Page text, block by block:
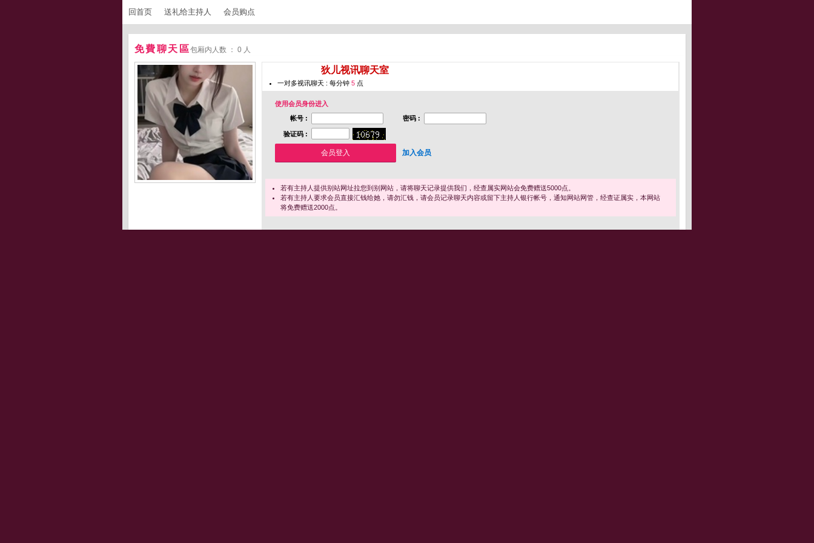
回首页 送礼给主持人 会员购点
免費聊天區包厢内人数 ： 0 人
狄儿视讯聊天室
一对多视讯聊天 : 每分钟 5 点
使用会员身份进入
帐号 :
密码 :
验证码 :
加入会员
若有主持人提供别站网址拉您到别网站，请将聊天记录提供我们，经查属实网站会免费赠送5000点。
若有主持人要求会员直接汇钱给她，请勿汇钱，请会员记录聊天内容或留下主持人银行帐号，通知网站网管，经查证属实，本网站
将免费赠送2000点。